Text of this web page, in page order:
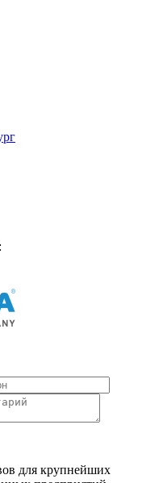
для крупнейших